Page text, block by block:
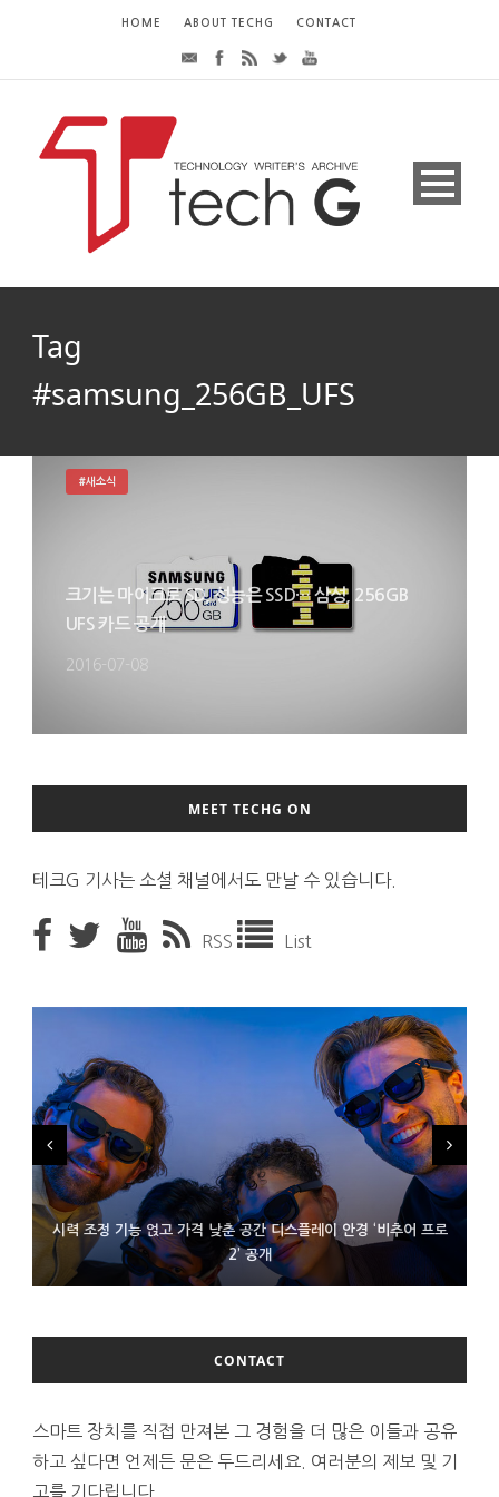
HOME ABOUT TECHG CONTACT
Tag
#samsung_256GB_UFS
크기는 마이크로 SD, 성능은 SSD… 삼성, 256GB
UFS 카드 공개
2016-07-08
#새소식
MEET TECHG ON
테크G 기사는 소셜 채널에서도 만날 수 있습니다.
RSS List
시력 조정 기능 얹고 가격 낮춘 공간 디스플레이 안경 ‘비추어 프로
2’ 공개
D램 부족에 10억달러어치 아이폰18 프로세서 패키징 대기 중
300~400달러 반지형 스피커 준비하는 오픈AI
CONTACT
스마트 장치를 직접 만져본 그 경험을 더 많은 이들과 공유
하고 싶다면 언제든 문은 두드리세요. 여러분의 제보 및 기
고를 기다립니다.